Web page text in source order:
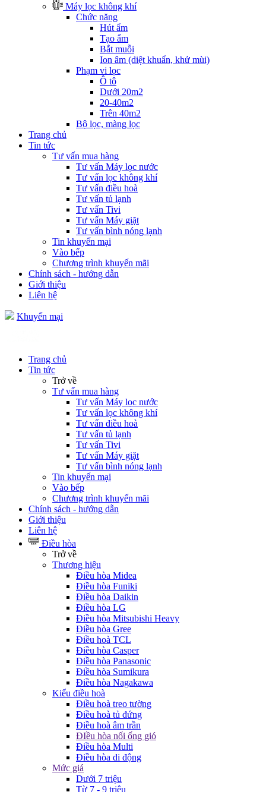
Máy lọc không khí
Chức năng
Hút ẩm
Tạo ẩm
Bắt muỗi
Ion âm (diệt khuẩn, khử mùi)
Phạm vi lọc
Ô tô
Dưới 20m2
20-40m2
Trên 40m2
Bộ lọc, màng lọc
Trang chủ
Tin tức
Tư vấn mua hàng
Tư vấn Máy lọc nước
Tư vấn lọc không khí
Tư vấn điều hoà
Tư vấn tủ lạnh
Tư vấn Tivi
Tư vấn Máy giặt
Tư vấn bình nóng lạnh
Tin khuyến mại
Vào bếp
Chương trình khuyến mãi
Chính sách - hướng dẫn
Giới thiệu
Liên hệ
Khuyến mại
Trang chủ
Tin tức
Trở về
Tư vấn mua hàng
Tư vấn Máy lọc nước
Tư vấn lọc không khí
Tư vấn điều hoà
Tư vấn tủ lạnh
Tư vấn Tivi
Tư vấn Máy giặt
Tư vấn bình nóng lạnh
Tin khuyến mại
Vào bếp
Chương trình khuyến mãi
Chính sách - hướng dẫn
Giới thiệu
Liên hệ
Điều hòa
Trở về
Thương hiệu
Điều hòa Midea
Điều hòa Funiki
Điều hòa Daikin
Điều hòa LG
Điều hòa Mitsubishi Heavy
Điều hòa Gree
Điều hoà TCL
Điều hòa Casper
Điều hòa Panasonic
Điều hòa Sumikura
Điều hòa Nagakawa
Kiểu điều hoà
Điều hoà treo tường
Điều hoà tủ đứng
Điều hoà âm trần
ĐIều hòa nối ống gió
Điều hòa Multi
Điều hòa di động
Mức giá
Dưới 7 triệu
Từ 7 - 9 triệu